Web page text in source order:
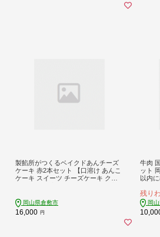
製餡所がつくるベイクドあんチーズ
ケーキ 赤2本セット 【口溶け あんこ
ケーキ スイーツ チーズケーキ クリ
め】岡山県倉敷市
16,000 円
牛肉
ット
以内
バラ
ル グ
残り
岡